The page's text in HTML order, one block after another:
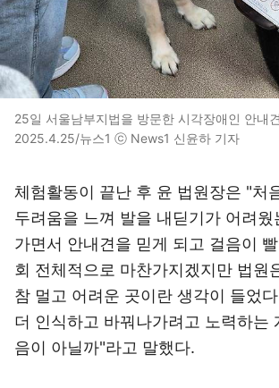
25일 서울남부지법을 방문한 시각장애인 안내
2025.4.25/뉴스1 ⓒ News1 신윤하 기자
체험활동이 끝난 후 윤 법원장은 "처
두려움을 느껴 발을 내딛기가 어려웠
가면서 안내견을 믿게 되고 걸음이
회 전체적으로 마찬가지겠지만 법원
참 멀고 어려운 곳이란 생각이 들었
더 인식하고 바꿔나가려고 노력하는
음이 아닐까"라고 말했다.